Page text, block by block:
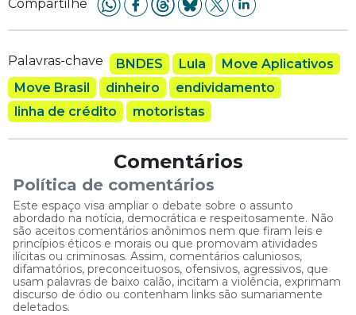
Compartilhe
Palavras-chave BNDES Lula
Move Aplicativos
Move Brasil
dinheiro
endividamento
linha de crédito
motoristas
Comentários
Política de comentários
Este espaço visa ampliar o debate sobre o assunto
abordado na notícia, democrática e respeitosamente. Não
são aceitos comentários anônimos nem que firam leis e
princípios éticos e morais ou que promovam atividades
ilícitas ou criminosas. Assim, comentários caluniosos,
difamatórios, preconceituosos, ofensivos, agressivos, que
usam palavras de baixo calão, incitam a violência, exprimam
discurso de ódio ou contenham links são sumariamente
deletados.